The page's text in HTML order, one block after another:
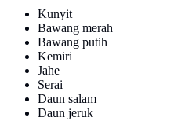
Kunyit
Bawang merah
Bawang putih
Kemiri
Jahe
Serai
Daun salam
Daun jeruk